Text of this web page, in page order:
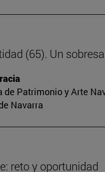
(65). Un
de Patrimonio y Arte
Navarra
reto y oportunidad